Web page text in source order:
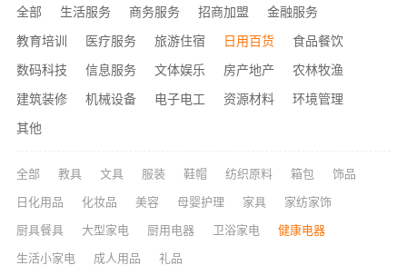
全部 生活服务 商务服务 招商加盟
金融服务
教育培训
医疗服务 旅游住宿 日用百货
食品餐饮
数码科技
信息服务 文体娱乐 房产地产
农林牧渔
建筑装修
机械设备 电子电工 资源材料
环境管理
其他
全部 教具 文具 服装 鞋帽 纺织原料 箱包 饰品
日化用品 化妆品 美容 母婴护理 家具 家纺家饰
厨具餐具 大型家电 厨用电器 卫浴家电 健康电器
生活小家电 成人用品 礼品